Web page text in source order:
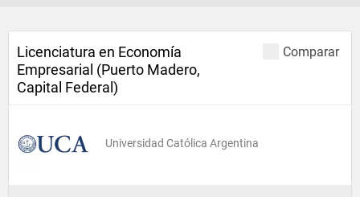
Comparar
Licenciatura en Economía
Empresarial (Puerto Madero,
Capital Federal)
Universidad Católica Argentina